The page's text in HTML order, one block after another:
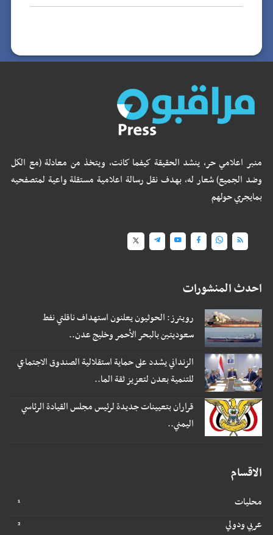
منبر اعلامي حر، ينشد الحقيقة كيفما كانت، ويتخذ من معادلة (مع الكل
وضد الجميع) شعار له، بهدف نقل رسالة اعلامية مستقلة واعية لمتصفحيه
بمايجري حولهم
احدث المنشورات
رويترز: الحوثيون يعلنون استهداف ناقلتي نفط
سعوديتين بالبحر الأحمر وخليج عدن..
الزنداني يشدد على حماية استقلالية الصندوق الاجتماعي
للتنمية بعدن لتعزيز ثقة الما..
قراران بتعيينات جديدة لرئيس مجلس القيادة الرئاسي
اليمني..
الاقسام
محليات
عربي ودولي